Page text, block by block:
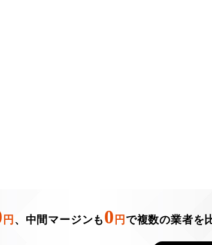
円 、中間マージンも 0 円 で複数の業者を